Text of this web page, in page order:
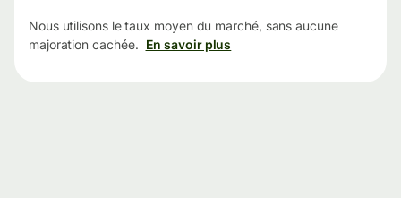
Nous utilisons le taux moyen du marché, sans aucune
majoration cachée. En savoir plus